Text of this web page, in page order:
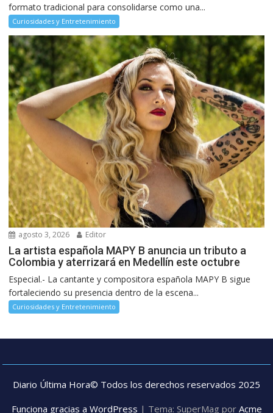
formato tradicional para consolidarse como una...
Curiosidades y Entretenimiento
agosto 3, 2026 Editor
La artista española MAPY B anuncia un tributo a
Colombia y aterrizará en Medellín este octubre
Especial.- La cantante y compositora española MAPY B sigue
fortaleciendo su presencia dentro de la escena...
Curiosidades y Entretenimiento
Diario Última Hora© Todos los derechos reservados 2025
Funciona gracias a WordPress | Tema: SuperMag por Acme